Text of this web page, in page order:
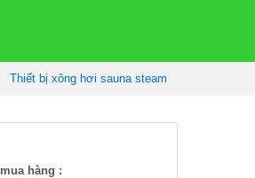
Thiết bị xông hơi sauna steam
hàng :